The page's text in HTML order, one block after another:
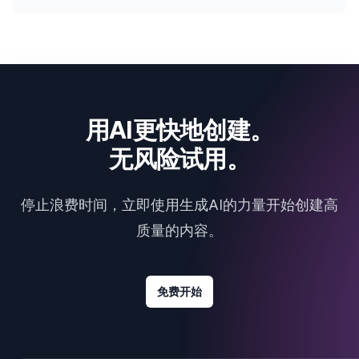
用AI更快地创建。
无风险试用。
停止浪费时间，立即使用生成AI的力量开始创建高
质量的内容。
免费开始